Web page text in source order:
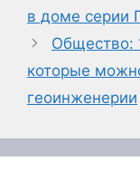
в доме серии
Общество:
которые
геоинженерии